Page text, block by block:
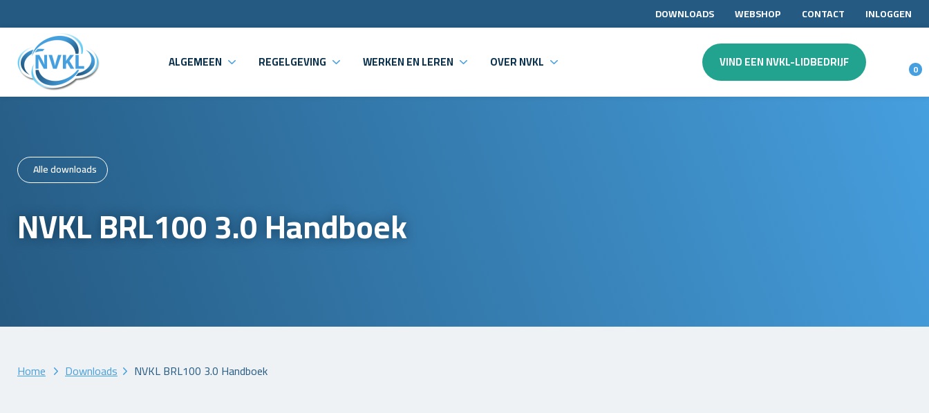
DOWNLOADS WEBSHOP CONTACT INLOGGEN
ALGEMEEN REGELGEVING WERKEN EN LEREN OVER NVKL VIND EEN NVKL-LIDBEDRIJF 0
Alle downloads
NVKL BRL100 3.0 Handboek
Home Downloads NVKL BRL100 3.0 Handboek